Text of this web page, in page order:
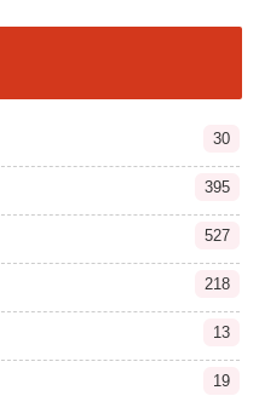
30
395
527
218
13
19